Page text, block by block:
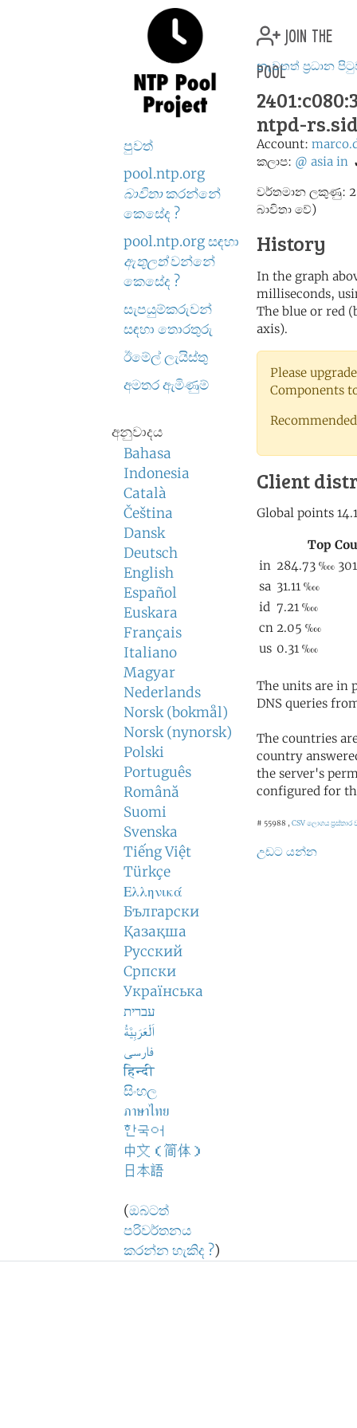
පුවත්
pool.ntp.org
බාවිතාකරන්නේ
කෙසේද ?
pool.ntp.org සඳහා
ඇතුලත්වන්නේ
කෙසේද ?
සැපයුම්කරුවන්
සඳහා තොරතුරු
ඊමේල් ලැයිස්තු
අමතර ඇමිණුම්
අනුවාදය
Bahasa
Indonesia
Català
Čeština
Dansk
Deutsch
English
Español
Euskara
Français
Italiano
Magyar
Nederlands
Norsk (bokmål)
Norsk (nynorsk)
Polski
Português
Română
Suomi
Svenska
Tiếng Việt
Türkçe
Ελληνικά
Български
Қазақша
Русский
Српски
Українська
עברית
اَلْعَرَبِيَّةُ
فارسی
हिन्दी
සිංහල
ภาษาไทย
한국어
中文（简体）
日本語
(ඔබටත්
පරිවර්තනය
කරන්න හැකිද ?)
join the
pool
නැවතත් ප්‍රධාන
ntpd-
Account:
කලාප: @ asia in
වර්තමාන ලකුණු:
බාවිතා වේ)
History
In the graph
milliseconds,
The blue or red
axis).
Please
Components
Client
The units are in
DNS queries
The countries
country
the server's
configured for
# 55988 , CSV ලොගය
උඩට යන්න